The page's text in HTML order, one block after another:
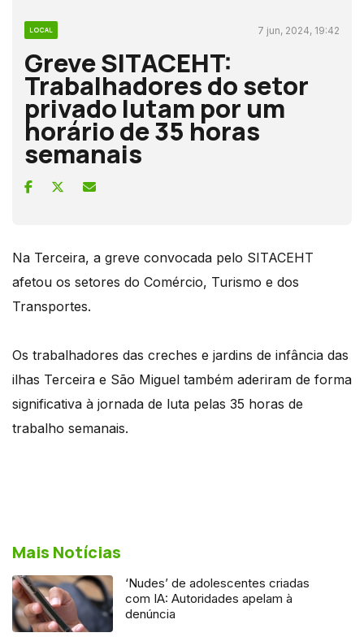
LOCAL 7 jun, 2024, 19:42
Greve SITACEHT:
Trabalhadores do setor
privado lutam por um
horário de 35 horas
semanais
Na Terceira, a greve convocada pelo SITACEHT
afetou os setores do Comércio, Turismo e dos
Transportes.
Os trabalhadores das creches e jardins de infância das
ilhas Terceira e São Miguel também aderiram de forma
significativa à jornada de luta pelas 35 horas de
trabalho semanais.
Mais Notícias
‘Nudes’ de adolescentes criadas
com IA: Autoridades apelam à
denúncia